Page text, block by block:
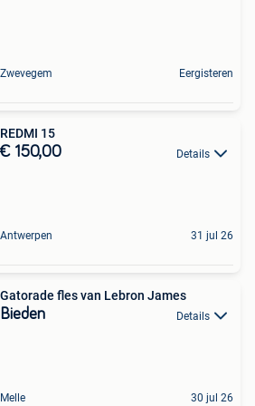
Zwevegem Eergisteren
REDMI 15
€ 150,00 Details
Antwerpen 31 jul 26
Gatorade fles van Lebron James
Bieden Details
Melle 30 jul 26